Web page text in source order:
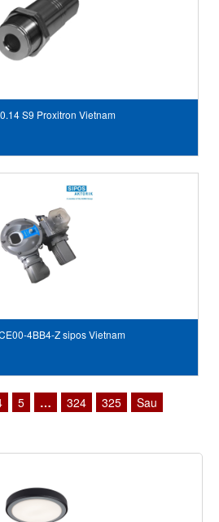
S9 Proxitron Vietnam
4BB4-Z sipos Vietnam
5 … 324 325 Sau